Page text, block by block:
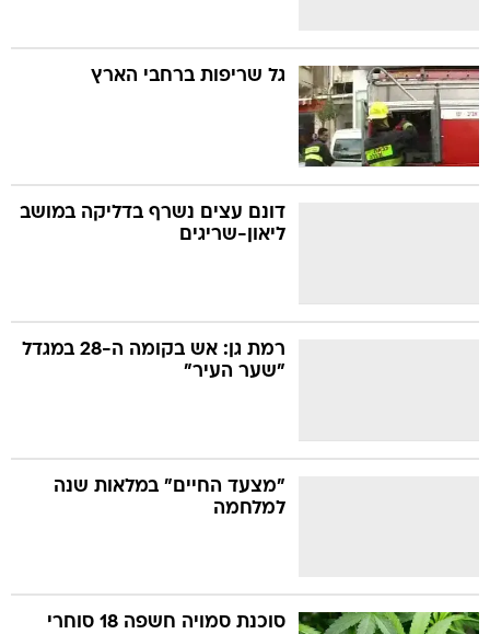
גל שריפות ברחבי הארץ
דונם עצים נשרף בדליקה במושב
ליאון-שריגים
רמת גן: אש בקומה ה-28 במגדל
"שער העיר"
"מצעד החיים" במלאות שנה
למלחמה
סוכנת סמויה חשפה 18 סוחרי